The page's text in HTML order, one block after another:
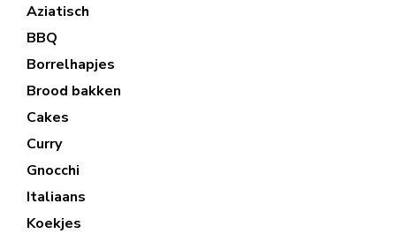
Aziatisch
BBQ
Borrelhapjes
Brood bakken
Cakes
Curry
Gnocchi
Italiaans
Koekjes